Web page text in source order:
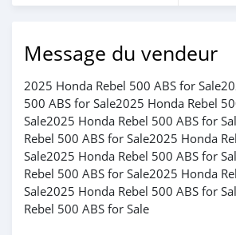
Message du vendeur
2025 Honda Rebel 500 ABS for
500 ABS for Sale2025 Honda Rebel
Sale2025 Honda Rebel 500 ABS for
Rebel 500 ABS for Sale2025 Honda
Sale2025 Honda Rebel 500 ABS for
Rebel 500 ABS for Sale2025 Honda
Sale2025 Honda Rebel 500 ABS for
Rebel 500 ABS for Sale